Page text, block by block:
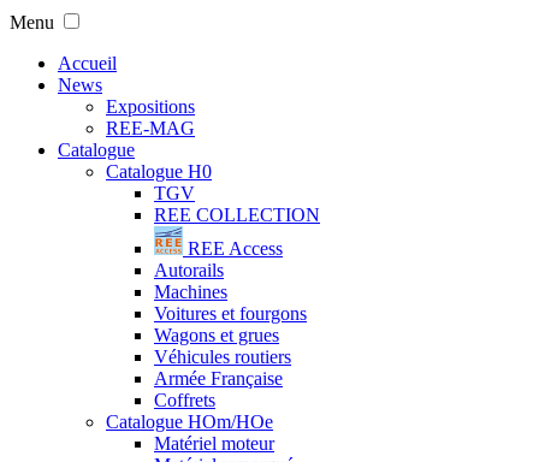
Menu
Accueil
News
Expositions
REE-MAG
Catalogue
Catalogue H0
TGV
REE COLLECTION
REE Access
Autorails
Machines
Voitures et fourgons
Wagons et grues
Véhicules routiers
Armée Française
Coffrets
Catalogue HOm/HOe
Matériel moteur